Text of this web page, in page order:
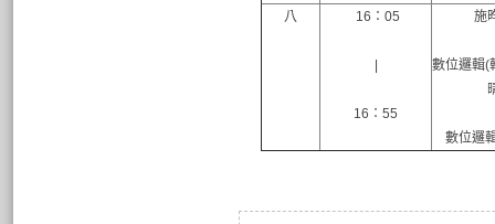
八 16：05
16：55
施
數位邏輯(
數位邏